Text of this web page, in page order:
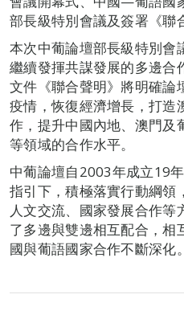
部長級特別會議及簽署《聯
本次中葡論壇部長級特別會
繼續發揮共謀發展的多邊合
文件《聯合聲明》將明確論
疫情，恢復經濟增長，打造
作，提升中國內地、澳門及
等領域的合作水平。
中葡論壇自2003年成立19
指引下，積極落實行動綱領
人文交流、國家發展合作
了多邊與雙邊相互配合，相
國與葡語國家合作不斷深化。